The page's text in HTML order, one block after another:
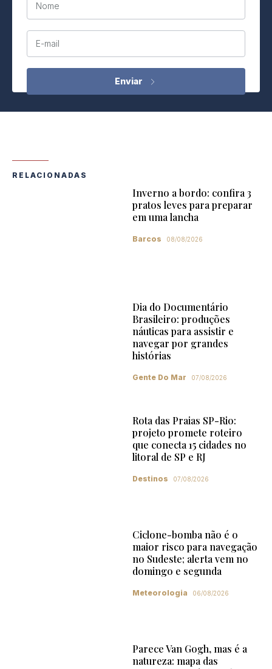
Nome
E-mail
RELACIONADAS
Inverno a bordo: confira 3
pratos leves para preparar
em uma lancha
Barcos 08/08/2026
Dia do Documentário
Brasileiro: produções
náuticas para assistir e
navegar por grandes
histórias
Gente Do Mar 07/08/2026
Rota das Praias SP-Rio:
projeto promete roteiro
que conecta 15 cidades no
litoral de SP e RJ
Destinos 07/08/2026
Ciclone-bomba não é o
maior risco para navegação
no Sudeste; alerta vem no
domingo e segunda
Meteorologia 06/08/2026
Parece Van Gogh, mas é a
natureza: mapa das